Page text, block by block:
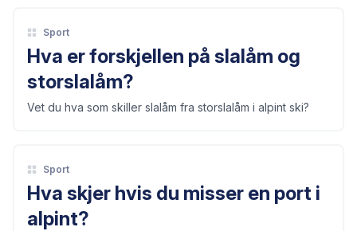
Sport
Hva er forskjellen på slalåm og
storslalåm?
Vet du hva som skiller slalåm fra storslalåm i alpint ski?
Sport
Hva skjer hvis du misser en port i
alpint?